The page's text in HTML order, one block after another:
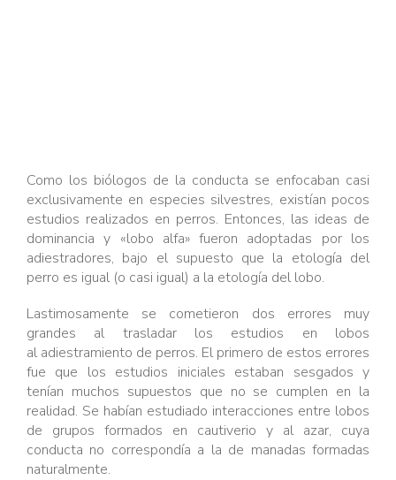
Como los biólogos de la conducta se enfocaban casi
exclusivamente en especies silvestres, existían pocos
estudios realizados en perros. Entonces, las ideas de
dominancia y «lobo alfa» fueron adoptadas por los
adiestradores, bajo el supuesto que la etología del
perro es igual (o casi igual) a la etología del lobo.
Lastimosamente se cometieron dos errores muy
grandes al trasladar los estudios en lobos
al adiestramiento de perros. El primero de estos errores
fue que los estudios iniciales estaban sesgados y
tenían muchos supuestos que no se cumplen en la
realidad. Se habían estudiado interacciones entre lobos
de grupos formados en cautiverio y al azar, cuya
conducta no correspondía a la de manadas formadas
naturalmente.